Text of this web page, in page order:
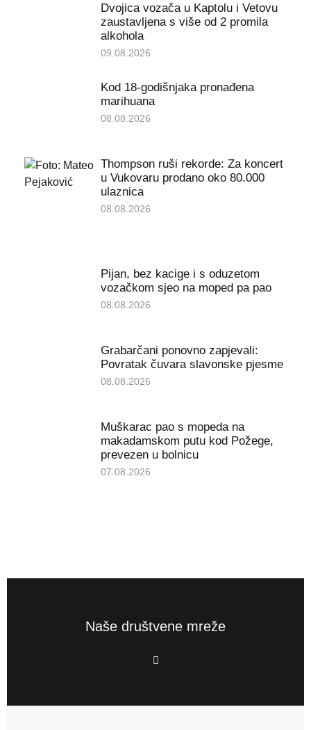
Dvojica vozača u Kaptolu i Vetovu
zaustavljena s više od 2 promila
alkohola
09.08.2026
Kod 18-godišnjaka pronađena
marihuana
08.08.2026
Thompson ruši rekorde: Za koncert
u Vukovaru prodano oko 80.000
ulaznica
08.08.2026
Pijan, bez kacige i s oduzetom
vozačkom sjeo na moped pa pao
08.08.2026
Grabarčani ponovno zapjevali:
Povratak čuvara slavonske pjesme
08.08.2026
Muškarac pao s mopeda na
makadamskom putu kod Požege,
prevezen u bolnicu
07.08.2026
Naše društvene mreže
F
a
o